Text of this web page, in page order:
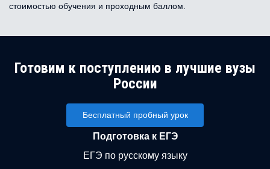
стоимостью обучения и проходным баллом.
Готовим к поступлению в лучшие вузы
России
Бесплатный пробный урок
Подготовка к ЕГЭ
ЕГЭ по русскому языку